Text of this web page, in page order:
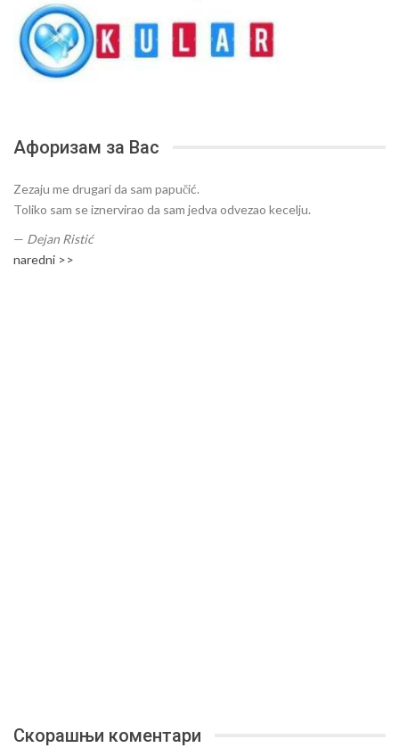
Афоризам за Вас
Zezaju me drugari da sam papučić.
Toliko sam se iznervirao da sam jedva odvezao kecelju.
— Dejan Ristić
naredni >>
Скорашњи коментари